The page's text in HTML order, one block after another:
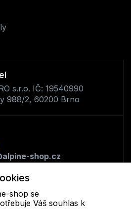
s.r.o. IČ: 19540990
988/2, 60200 Brno
shop.cz
shop se
Váš souhlas k